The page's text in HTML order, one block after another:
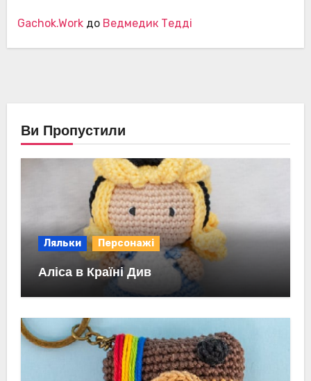
Gachok.Workдо Ведмедик Тедді
Ви Пропустили
Ляльки Персонажі
Аліса в Країні Див